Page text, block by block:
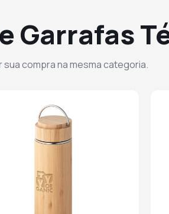
Garrafas
compra na mesma categoria.